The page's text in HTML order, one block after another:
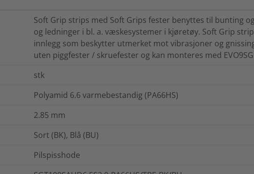
Soft Grip strips med Soft Grips fester benyttes til bunting
og ledninger i bl. a. væskesystemer i kjøretøy. Soft Grip
innlegg som beskytter utmerket mot vibrasjoner og
uten piggfester / skruefester og kan monteres med
stk
Polyamid 6.6 varmebestandig (PA66HS)
2.85 mm
Sort (BK), Blå (BU)
Pilspisshode